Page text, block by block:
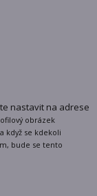
nastavit na adrese
obrázek
když se kdekoli
bude se tento